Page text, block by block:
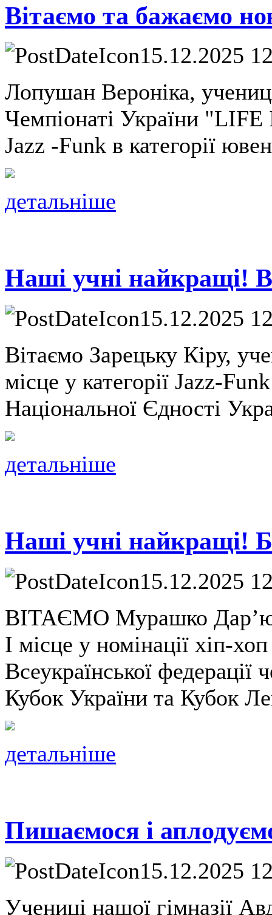
Вітаємо та бажаємо
15.12.2025
Лопушан Вероніка,
Чемпіонаті України
Jazz -Funk в категорії
детальніше
Наші учні найкращі!
15.12.2025
Вітаємо Зарецьку Кіру,
місце у категорії Jazz-
Національної Єдності
детальніше
Наші учні найкращі!
15.12.2025
ВІТАЄМО Мурашко Дарʼю,
І місце у номінації хіп-
Всеукраїнської федерації
Кубок України та Кубок
детальніше
Пишаємося і
15.12.2025
Учениці нашої гімназії